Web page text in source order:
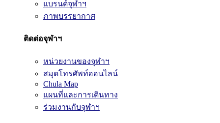
แบรนด์จุฬาฯ
ภาพบรรยากาศ
ติดต่อจุฬาฯ
หน่วยงานของจุฬาฯ
สมุดโทรศัพท์ออนไลน์
Chula Map
แผนที่และการเดินทาง
ร่วมงานกับจุฬาฯ